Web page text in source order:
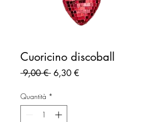
Cuoricino discoball
9,00 € Prezzo
6,30 €Prezzo
Quantità *